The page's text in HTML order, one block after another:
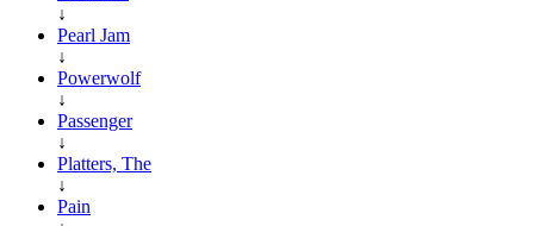
↓
Pearl Jam
↓
Powerwolf
↓
Passenger
↓
Platters, The
↓
Pain